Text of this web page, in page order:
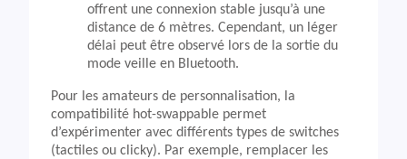
offrent une connexion stable jusqu’à une
distance de 6 mètres. Cependant, un léger
délai peut être observé lors de la sortie du
mode veille en Bluetooth.
Pour les amateurs de personnalisation, la
compatibilité hot-swappable permet
d’expérimenter avec différents types de switches
(tactiles ou clicky). Par exemple, remplacer les